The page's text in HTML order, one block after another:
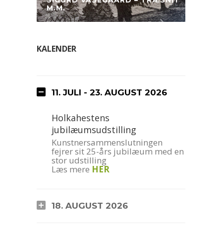
M.M.
KALENDER
11. JULI - 23. AUGUST 2026
Holkahestens
jubilæumsudstilling
Kunstnersammenslutningen
fejrer sit 25-års jubilæum med en
stor udstilling
Læs mere HER
18. AUGUST 2026